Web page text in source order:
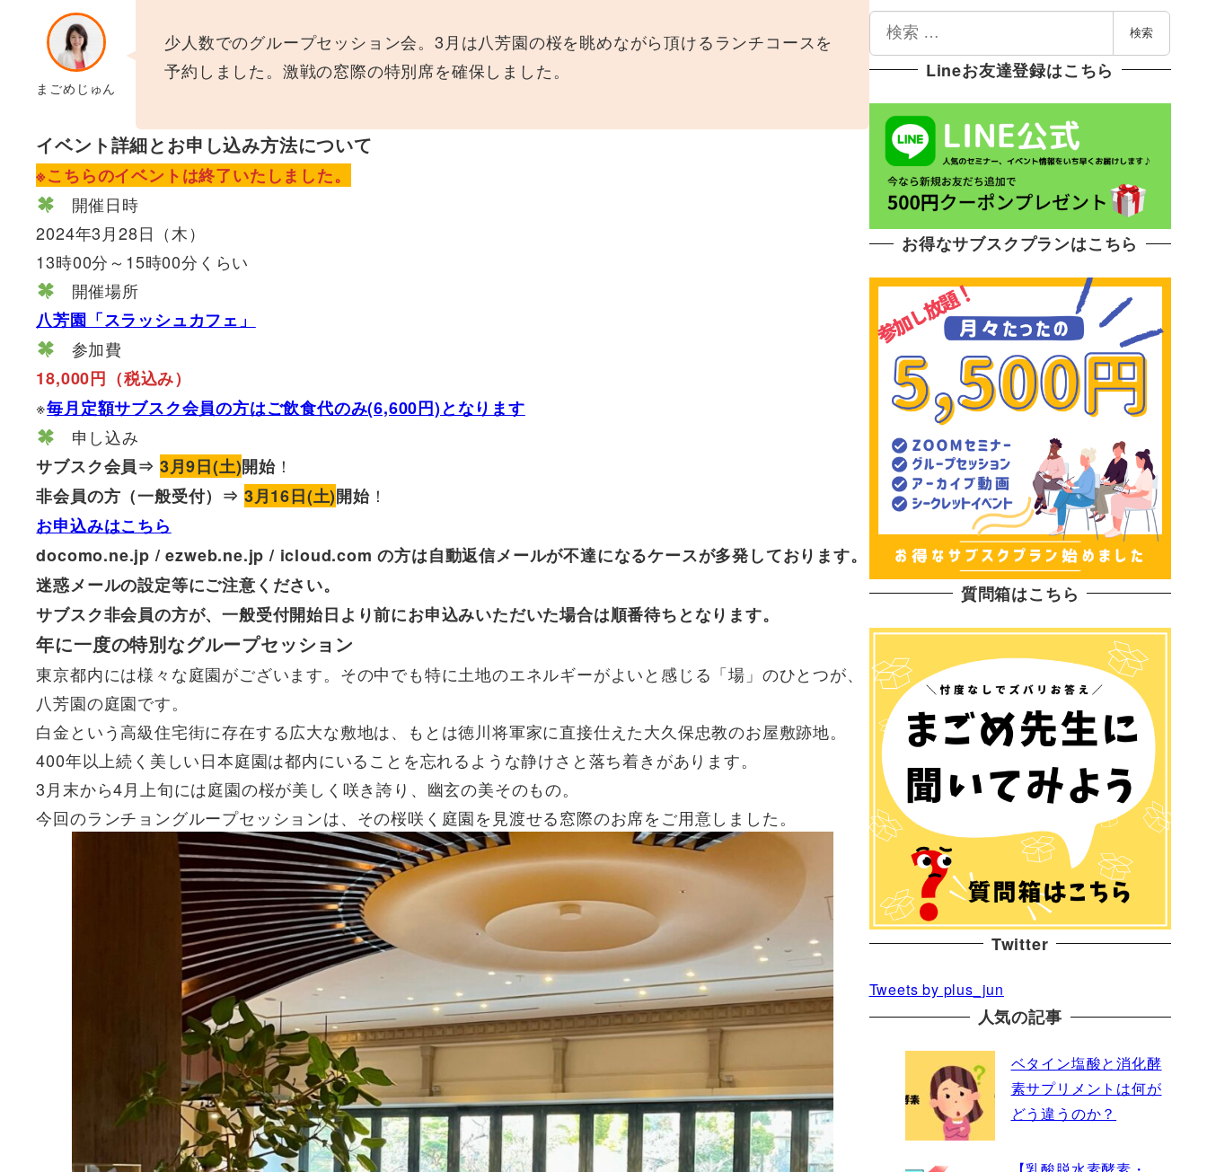
まごめじゅん
少人数でのグループセッション会。3月は八芳園の桜を眺めながら頂けるランチコースを
予約しました。激戦の窓際の特別席を確保しました。
イベント詳細とお申し込み方法について
※こちらのイベントは終了いたしました。
開催日時
2024年3月28日（木）
13時00分～15時00分くらい
開催場所
八芳園「スラッシュカフェ」
参加費
18,000円（税込み）
※毎月定額サブスク会員の方はご飲食代のみ(6,600円)となります
申し込み
サブスク会員⇒ 3月9日(土)開始 ！
非会員の方（一般受付）⇒ 3月16日(土)開始！
お申込みはこちら
docomo.ne.jp / ezweb.ne.jp / icloud.com の方は自動返信メールが不達になるケースが多発しております。
迷惑メールの設定等にご注意ください。
サブスク非会員の方が、一般受付開始日より前にお申込みいただいた場合は順番待ちとなります。
年に一度の特別なグループセッション
東京都内には様々な庭園がございます。その中でも特に土地のエネルギーがよいと感じる「場」のひとつが、
八芳園の庭園です。
白金という高級住宅街に存在する広大な敷地は、もとは徳川将軍家に直接仕えた大久保忠教のお屋敷跡地。
400年以上続く美しい日本庭園は都内にいることを忘れるような静けさと落ち着きがあります。
3月末から4月上旬には庭園の桜が美しく咲き誇り、幽玄の美そのもの。
今回のランチョングループセッションは、その桜咲く庭園を見渡せる窓際のお席をご用意しました。
検
検索
Lineお友達登録はこちら
お得なサブスクプランはこちら
質問箱はこちら
Twitter
Tweets by plus_jun
人気の記事
ベタイン塩酸と消化酵
素サプリメントは何が
どう違うのか？